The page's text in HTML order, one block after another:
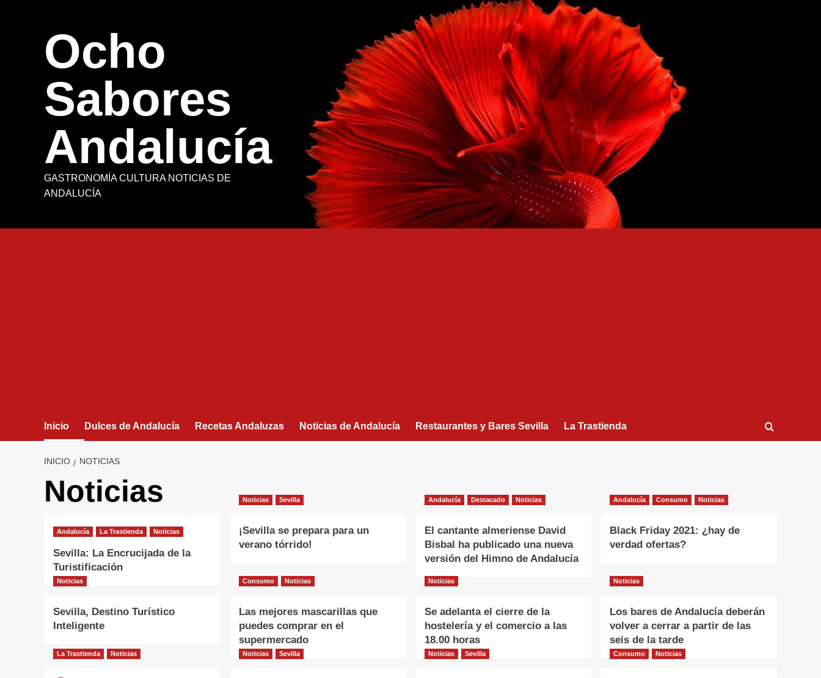
Ocho
Sabores
Andalucía
GASTRONOMÍA CULTURA NOTICIAS DE
ANDALUCÍA
Inicio Dulces de Andalucía Recetas Andaluzas Noticias de Andalucía Restaurantes y Bares Sevilla La Trastienda
INICIO NOTICIAS
Noticias
Andalucía La Trastienda Noticias
Sevilla: La Encrucijada de la
Turistificación
Noticias Sevilla
¡Sevilla se prepara para un
verano tórrido!
Andalucía Destacado Noticias
El cantante almeriense David
Bisbal ha publicado una nueva
versión del Himno de Andalucía
Andalucía Consumo Noticias
Black Friday 2021: ¿hay de
verdad ofertas?
Noticias
Sevilla, Destino Turístico
Inteligente
Consumo Noticias
Las mejores mascarillas que
puedes comprar en el
supermercado
Noticias
Se adelanta el cierre de la
hostelería y el comercio a las
18.00 horas
Noticias
Los bares de Andalucía deberán
volver a cerrar a partir de las
seis de la tarde
La Trastienda Noticias Noticias Sevilla Noticias Sevilla Consumo Noticias